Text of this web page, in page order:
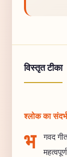
विस्तृत टीका
श्लोक का संदर्भ
भ
गवद